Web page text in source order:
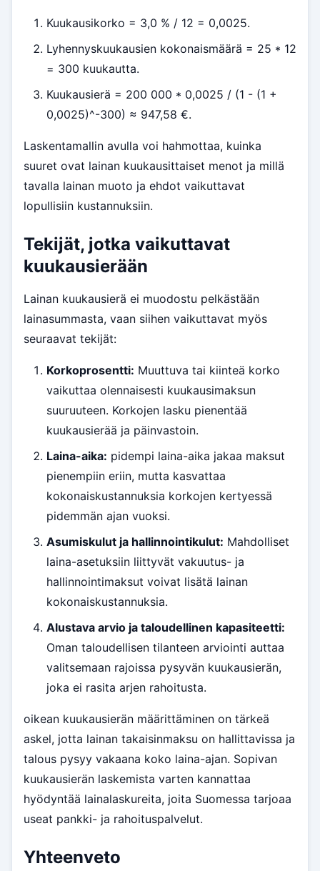
Kuukausikorko = 3,0 % / 12 = 0,0025.
Lyhennyskuukausien kokonaismäärä = 25 * 12
= 300 kuukautta.
Kuukausierä = 200 000 * 0,0025 / (1 - (1 +
0,0025)^-300) ≈ 947,58 €.
Laskentamallin avulla voi hahmottaa, kuinka
suuret ovat lainan kuukausittaiset menot ja millä
tavalla lainan muoto ja ehdot vaikuttavat
lopullisiin kustannuksiin.
Tekijät, jotka vaikuttavat
kuukausierään
Lainan kuukausierä ei muodostu pelkästään
lainasummasta, vaan siihen vaikuttavat myös
seuraavat tekijät:
Korkoprosentti: Muuttuva tai kiinteä korko
vaikuttaa olennaisesti kuukausimaksun
suuruuteen. Korkojen lasku pienentää
kuukausierää ja päinvastoin.
Laina-aika: pidempi laina-aika jakaa maksut
pienempiin eriin, mutta kasvattaa
kokonaiskustannuksia korkojen kertyessä
pidemmän ajan vuoksi.
Asumiskulut ja hallinnointikulut: Mahdolliset
laina-asetuksiin liittyvät vakuutus- ja
hallinnointimaksut voivat lisätä lainan
kokonaiskustannuksia.
Alustava arvio ja taloudellinen kapasiteetti:
Oman taloudellisen tilanteen arviointi auttaa
valitsemaan rajoissa pysyvän kuukausierän,
joka ei rasita arjen rahoitusta.
oikean kuukausierän määrittäminen on tärkeä
askel, jotta lainan takaisinmaksu on hallittavissa ja
talous pysyy vakaana koko laina-ajan. Sopivan
kuukausierän laskemista varten kannattaa
hyödyntää lainalaskureita, joita Suomessa tarjoaa
useat pankki- ja rahoituspalvelut.
Yhteenveto